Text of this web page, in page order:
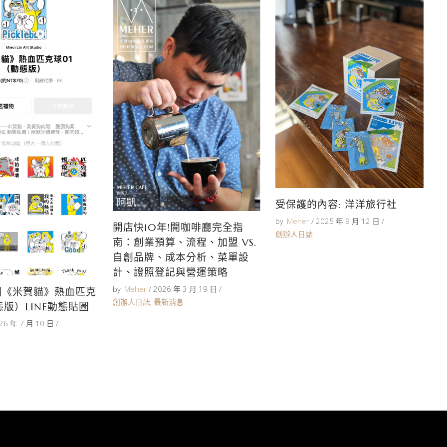
米賀貓》熱血匹克
）LINE動態貼圖
年 7 月 10 日
開店快10年!開咖啡廳完全指
南：創業預算、流程、加盟 VS.
自創品牌、成本分析、菜單設
計、證照登記與營運策略
by Meher
2026 年 3 月 19 日
創辦人日誌, 最新消息
受保護的內容: 洋洋旅行社
by Meher
2025 年 9 月 12 日
創辦人日誌